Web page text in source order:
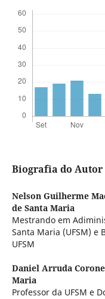
Biografia do Autor
Nelson Guilherme
de Santa Maria
Mestrando em
Santa Maria (UFSM) e
UFSM
Daniel Arruda
Maria
Professor da UFSM e